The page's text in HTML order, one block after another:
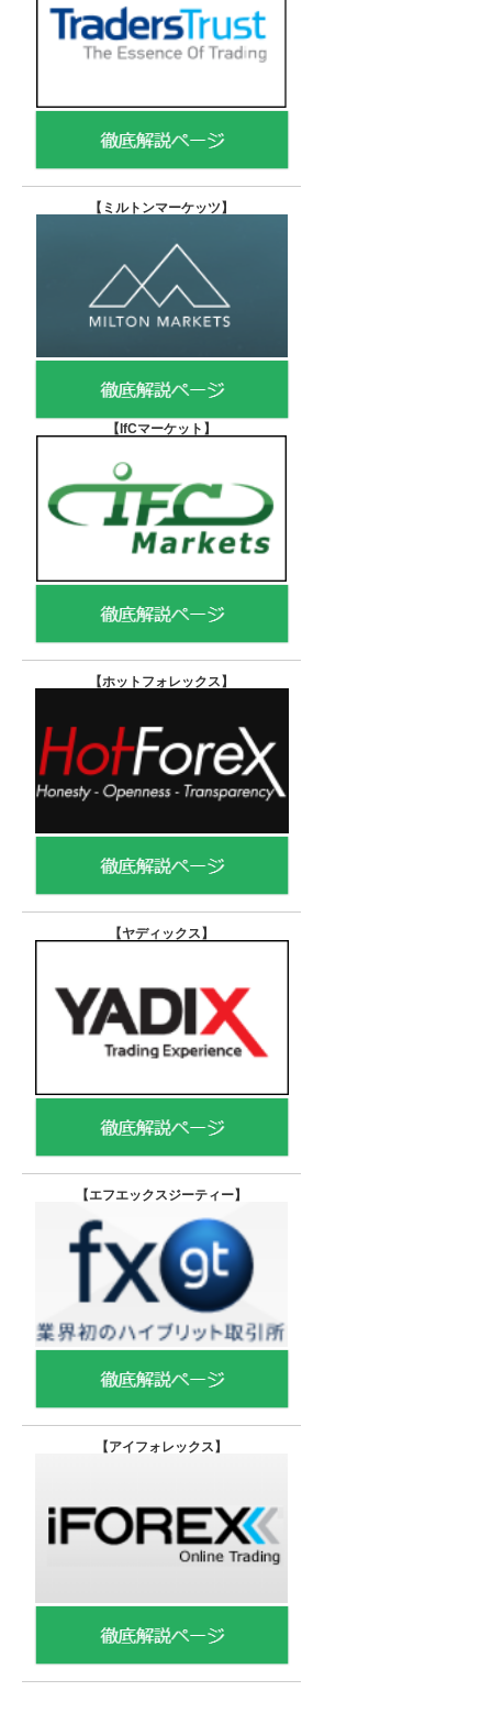
【 ミルトンマーケッツ】
【IfCマーケット 】
【ホットフォレックス 】
【ヤディックス 】
【エフエックスジーティー】
【アイフォレックス】